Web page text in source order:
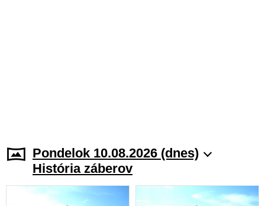
Pondelok 10.08.2026 (dnes)
História záberov